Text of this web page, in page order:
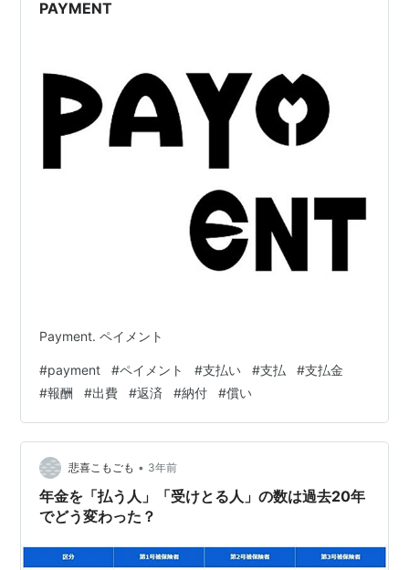
PAYMENT
Payment. ペイメント
#payment #ペイメント #支払い #支払 #支払金
#報酬 #出費 #返済 #納付 #償い
悲喜こもごも • 3年前
年金を「払う人」「受けとる人」の数は過去20年
でどう変わった？